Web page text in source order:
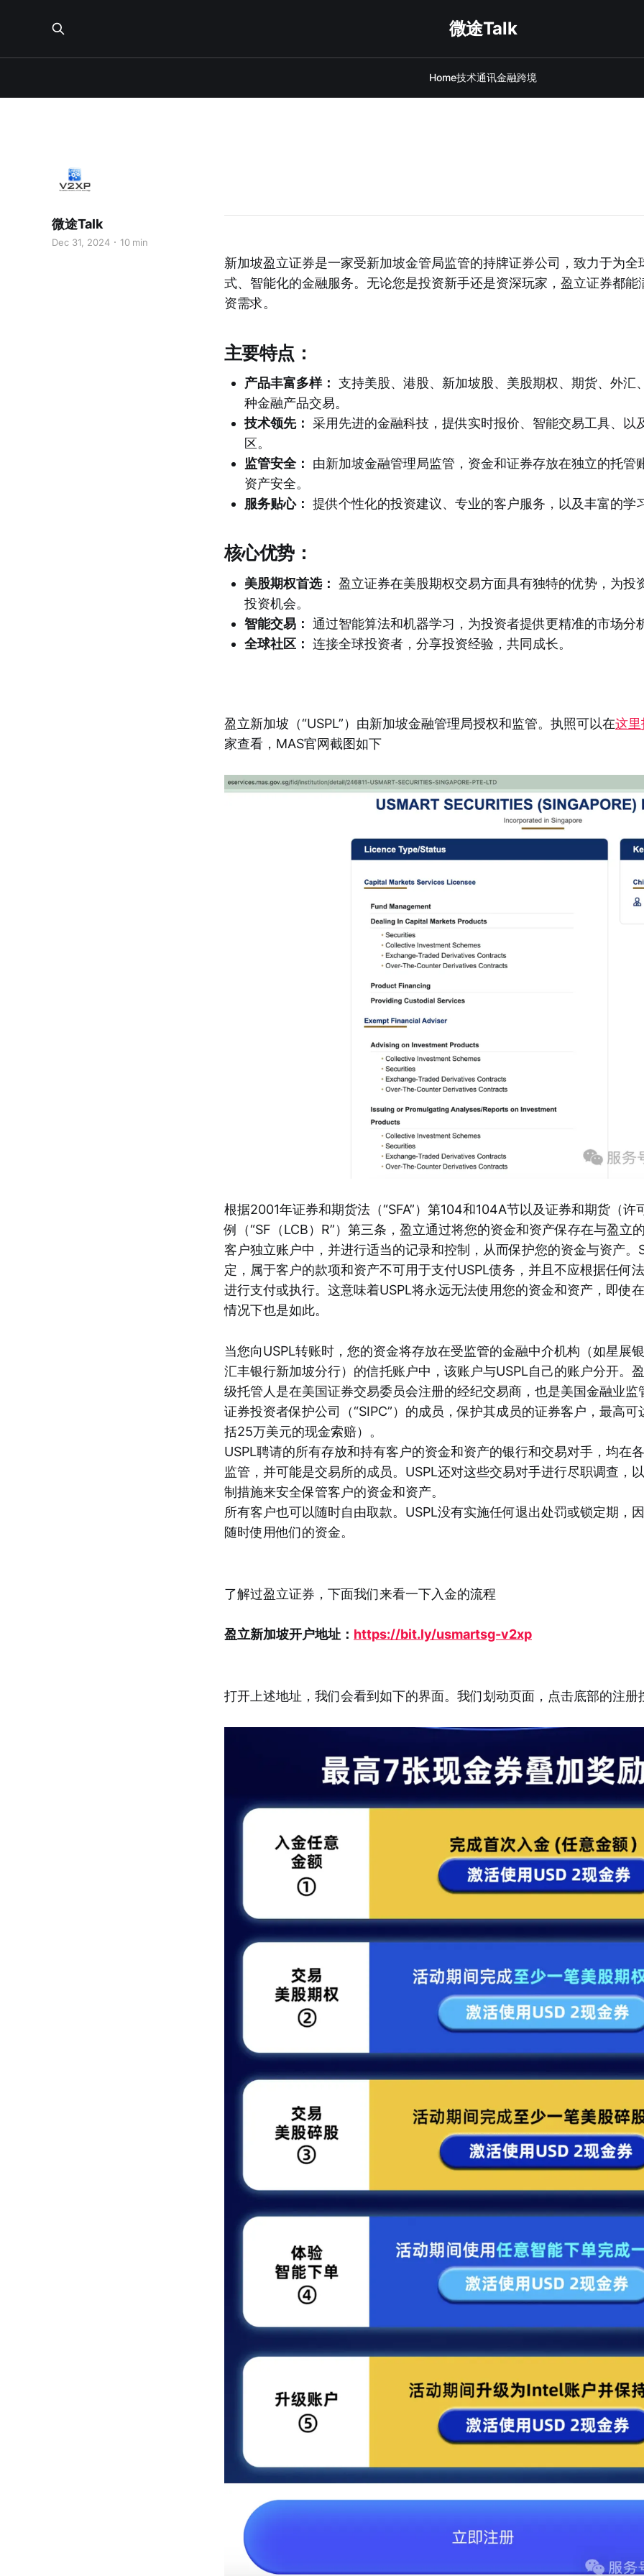
微途Talk
Home技术通讯金融跨境
微途Talk
Dec 31, 2024 10 min
新加坡盈立证券是一家受新加坡金管局监管的持牌证券公司，致力于为全
式、智能化的金融服务。无论您是投资新手还是资深玩家，盈立证券都能
资需求。
主要特点：
产品丰富多样： 支持美股、港股、新加坡股、美股期权、期货、外汇
种金融产品交易。
技术领先： 采用先进的金融科技，提供实时报价、智能交易工具、以
区。
监管安全：
由新加坡金融管理局监管，资金和证券存放在独立的托管
资产安全。
服务贴心： 提供个性化的投资建议、专业的客户服务，以及丰富的学
核心优势：
美股期权首选： 盈立证券在美股期权交易方面具有独特的优势，为投
投资机会。
智能交易： 通过智能算法和机器学习，为投资者提供更精准的市场分
全球社区： 连接全球投资者，分享投资经验，共同成长。
盈立新加坡（“USPL”）由新加坡金融管理局授权和监管。执照可以在这
家查看，MAS官网截图如下
根据2001年证券和期货法（“SFA”）第104和104A节以及证券和期货（许
例（“SF（LCB）R”）第三条，盈立通过将您的资金和资产保存在与盈立
客户独立账户中，并进行适当的记录和控制，从而保护您的资金与资产。
定，属于客户的款项和资产不可用于支付USPL债务，并且不应根据任何
进行支付或执行。这意味着USPL将永远无法使用您的资金和资产，即使
情况下也是如此。
当您向USPL转账时，您的资金将存放在受监管的金融中介机构（如星展
汇丰银行新加坡分行）的信托账户中，该账户与USPL自己的账户分开。
级托管人是在美国证券交易委员会注册的经纪交易商，也是美国金融业监
证券投资者保护公司（“SIPC”）的成员，保护其成员的证券客户，最高
括25万美元的现金索赔）。
USPL聘请的所有存放和持有客户的资金和资产的银行和交易对手，均在
监管，并可能是交易所的成员。USPL还对这些交易对手进行尽职调查，
制措施来安全保管客户的资金和资产。
所有客户也可以随时自由取款。USPL没有实施任何退出处罚或锁定期，
随时使用他们的资金。
了解过盈立证券，下面我们来看一下入金的流程
盈立新加坡开户地址： https://bit.ly/usmartsg-v2xp
打开上述地址，我们会看到如下的界面。我们划动页面，点击底部的注册